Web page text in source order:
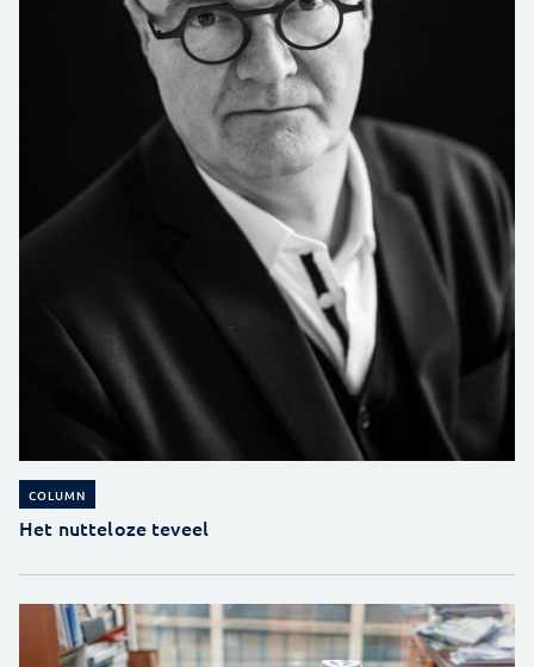
COLUMN
Het nutteloze teveel